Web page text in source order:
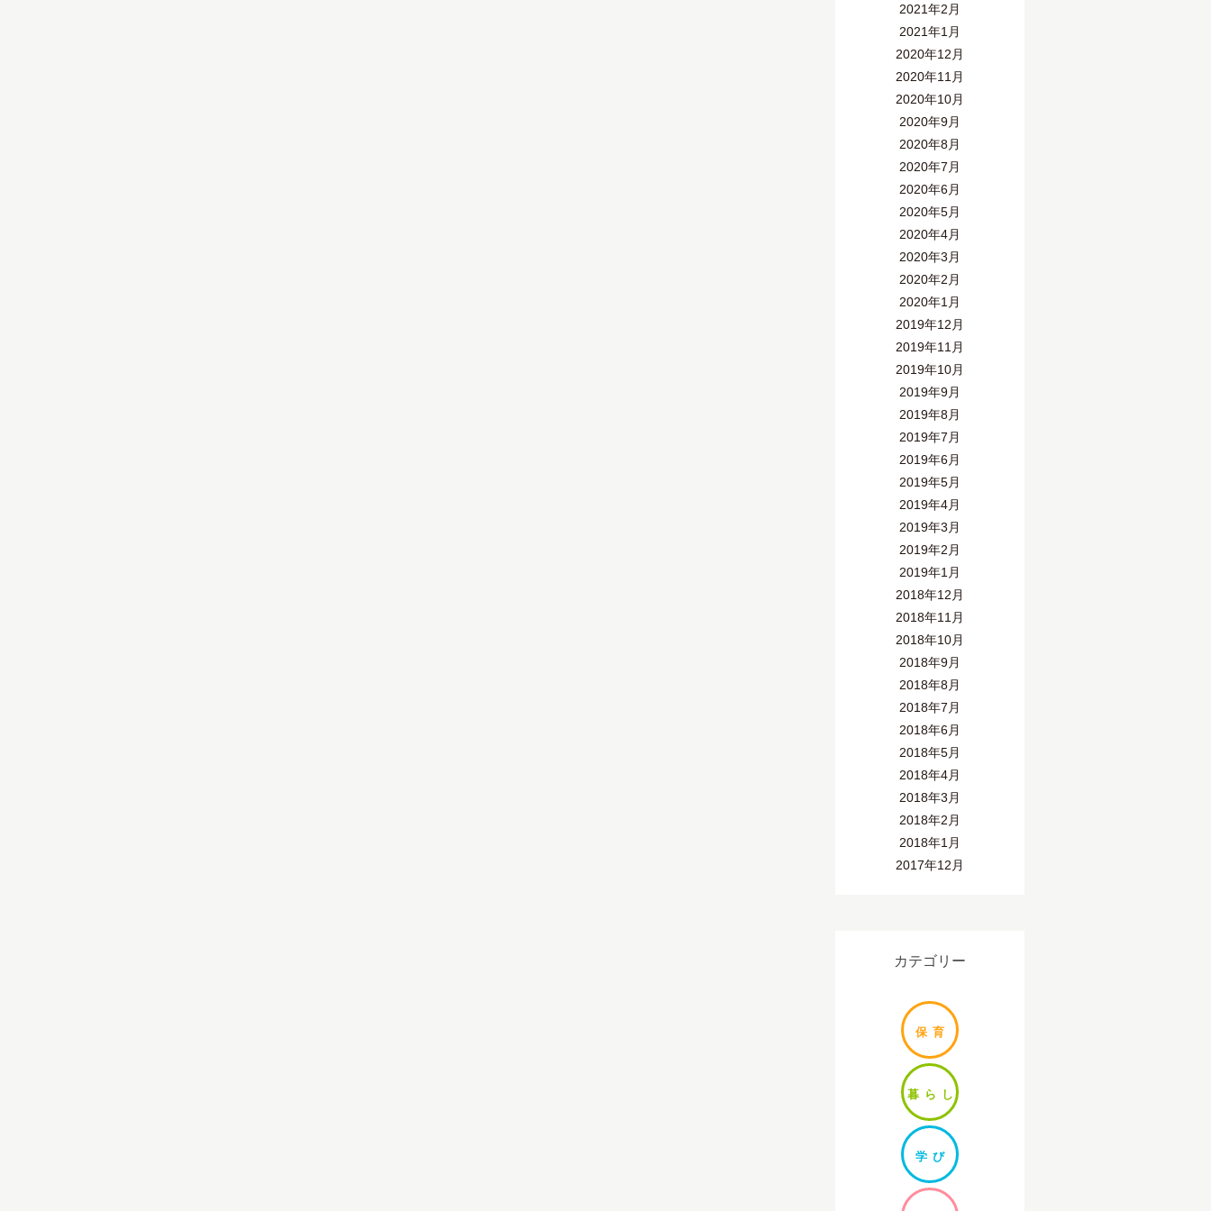
2021年2月
2021年1月
2020年12月
2020年11月
2020年10月
2020年9月
2020年8月
2020年7月
2020年6月
2020年5月
2020年4月
2020年3月
2020年2月
2020年1月
2019年12月
2019年11月
2019年10月
2019年9月
2019年8月
2019年7月
2019年6月
2019年5月
2019年4月
2019年3月
2019年2月
2019年1月
2018年12月
2018年11月
2018年10月
2018年9月
2018年8月
2018年7月
2018年6月
2018年5月
2018年4月
2018年3月
2018年2月
2018年1月
2017年12月
カテゴリー
保 育
暮ら し
学 び